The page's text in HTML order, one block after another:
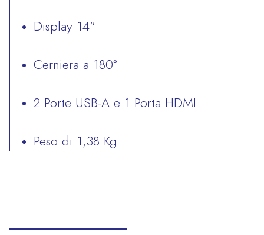
Display 14"
Cerniera a 180°
2 Porte USB-A e 1 Porta HDMI
Peso di 1,38 Kg